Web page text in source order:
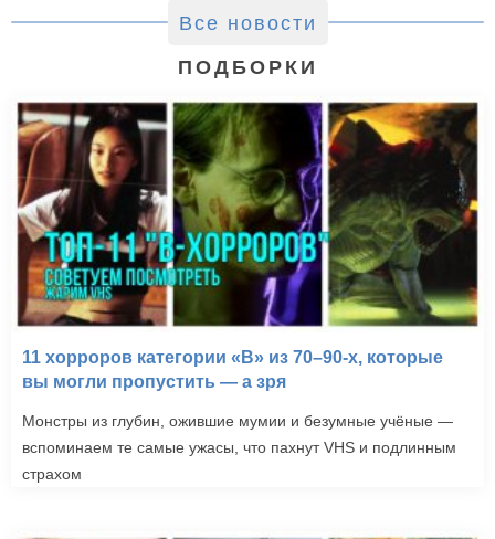
Все новости
ПОДБОРКИ
11 хорроров категории «B» из 70–90-х, которые
вы могли пропустить — а зря
Монстры из глубин, ожившие мумии и безумные учёные —
вспоминаем те самые ужасы, что пахнут VHS и подлинным
страхом